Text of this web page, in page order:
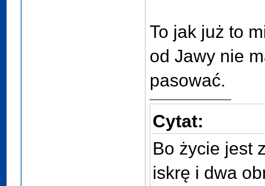
To jak już to
od Jawy nie
pasować.
Cytat:
Bo życie jest
iskrę i dwa